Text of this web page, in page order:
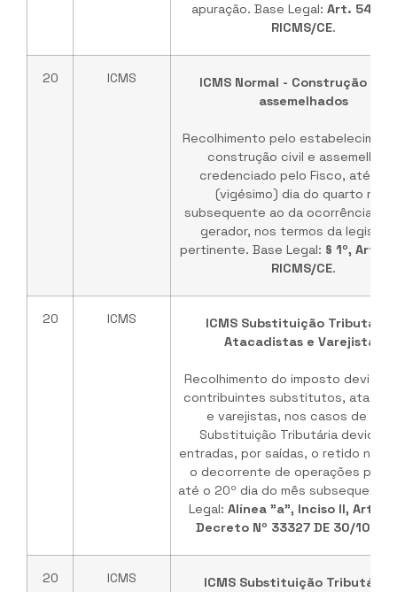
apuração. Base Legal: Art. 548-
RICMS/CE.
20 ICMS
ICMS Normal - Construção
assemelhados
Recolhimento pelo
construção civil e
credenciado pelo Fisco, até o
(vigésimo) dia do quarto mês
subsequente ao da ocorrência
gerador, nos termos da
pertinente. Base Legal: § 1º, Art.
RICMS/CE.
20 ICMS
ICMS Substituição Tributária
Atacadistas e Varejistas
Recolhimento do imposto devido
contribuintes substitutos,
e varejistas, nos casos de
Substituição Tributária devido
entradas, por saídas, o retido na
o decorrente de operações
até o 20º dia do mês subsequente.
Legal: Alínea "a", Inciso II, Art.
Decreto Nº 33327 DE 30/10/
20 ICMS
ICMS Substituição Tributária